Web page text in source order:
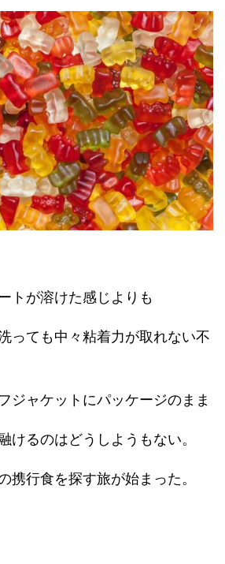
トが溶けた感じよりも
っても中々粘着力が取れない不
ジャケットにパッケージのまま
けるのはどうしようもない。
携行食を探す旅が始まった。